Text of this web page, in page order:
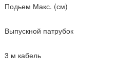
Подьем Макс. (см)
Выпускной патрубок
3 м кабель